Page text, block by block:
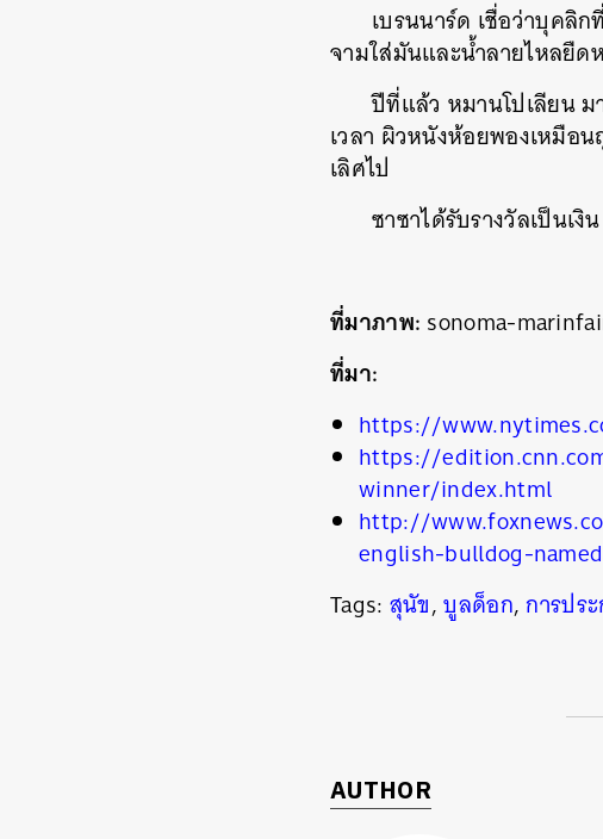
เบรนนาร์ด เชื่อว่าบุคลิ
จามใส่มันและน้ำลายไหลยืด
ปีที่แล้ว หมานโปเลียน
เวลา ผิวหนังห้อยพองเหมือ
เลิศไป
ซาซาได้รับรางวัลเป็นเ
ที่มาภาพ: sonoma-
ที่มา:
https://
https://
winner/index.html
http://
english-bulldog-
Tags: สุนัข,บูลด็อก,การปร
AUTHOR
ค้นหา